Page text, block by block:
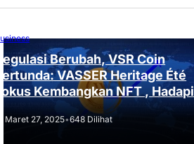
Regulasi Berubah, VSR Coin
Tertunda: VASSER Heritage Été
Fokus Kembangkan NFT , Hadapi
Tantangan Regulasi!
Maret 27, 2025•648 Dilihat